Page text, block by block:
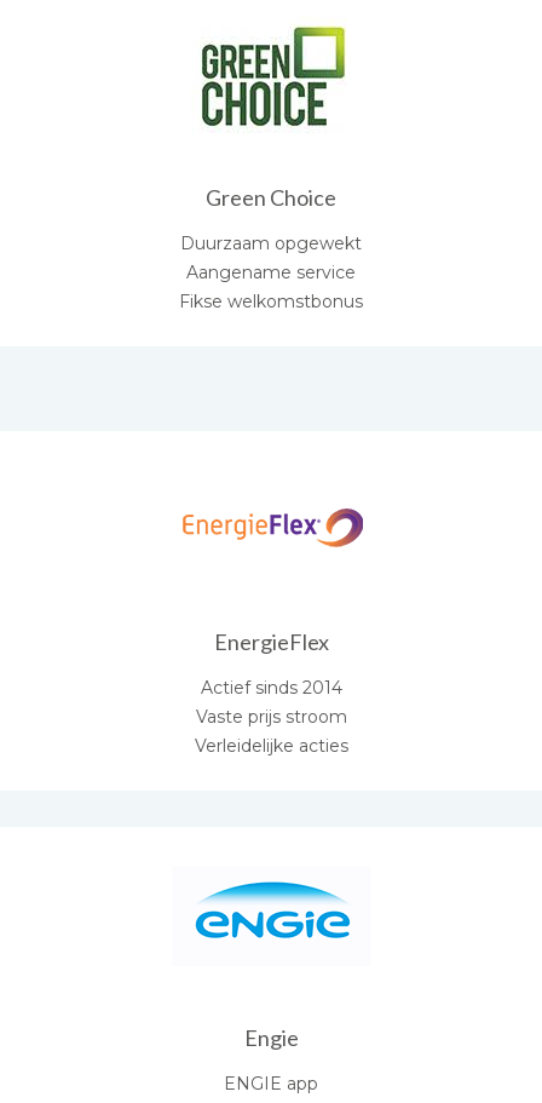
Green Choice
Duurzaam opgewekt
Aangename service
Fikse welkomstbonus
EnergieFlex
Actief sinds 2014
Vaste prijs stroom
Verleidelijke acties
Engie
ENGIE app